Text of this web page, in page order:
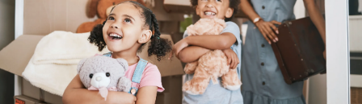
Experiencia!